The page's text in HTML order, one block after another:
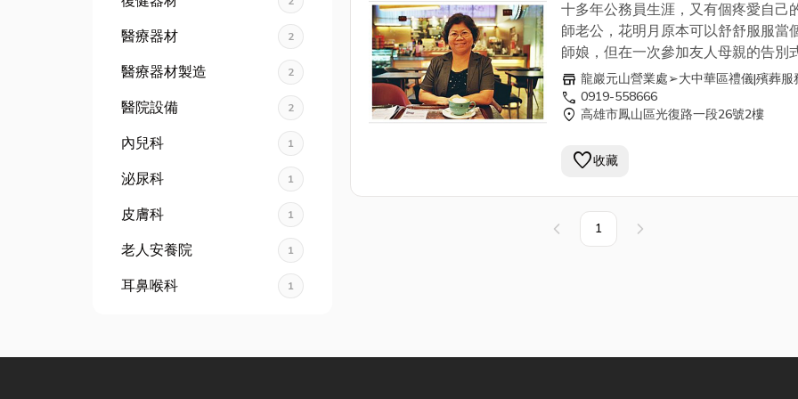
醫療器材 2
醫療器材製造 2
醫院設備 2
內兒科 1
泌尿科 1
皮膚科 1
老人安養院 1
耳鼻喉科 1
平台，讓更多有遠景、想要創造未來
人，可以在這邊開拓一番事業。這份
不僅讓客戶有溫暖貼心的感受，在每
服務大眾的過程中，也讓個人職場價值
度體現。在未來，我會繼續深耕高雄地
方，積極推廣生前契約的預約觀念，打
職場上的黃金時代。 像我這樣一位毫
無業務經驗的二度就業婦女，能在短時
以！ 台灣時報報導：醫師娘花明月，中年
轉業圓滿人生！
要的人，不但快速累積福報，也是高
的修行。」這些話奠定了我的銷售信心
用真誠親切的服務態度化解了客戶的疑
慮，甚至有不少客戶在感受到龍巖的用
服務後，紛紛與我一同在龍巖”修行”。
就了生命的體驗，我的人生才會如此豐
精采。我相信：「四十歲前的成功需要
貴人相助，四十歲後的人生，我能成
人生命中的貴人，真正幫助到有需要協
的人，這份成就感~真棒！」 南部的
十多年公務員生涯，又有個疼愛自己
師老公，花明月原本可以舒舒服服當
師娘，但在一次參加友人母親的告別
中，深受莊嚴隆重的禮儀服務所感動，
來殯葬文化也可以這樣透明溫馨，與傳
有著截然不同的感覺…. 當初因為參加好友
服務所感動，在高雄縣政府建設局任職
巖，家人也很支持我的決定，特別是
兒科診所 執業的先生，不斷在背後給
持與鼓勵，因為他也相信"能讓客戶的
store 龍巖元山營業處➢大中華區禮儀|殯葬服
call 0919-558666
location_on 高雄市鳳山區光復路一段26號2樓
favorite收藏
上一頁 1 下一頁